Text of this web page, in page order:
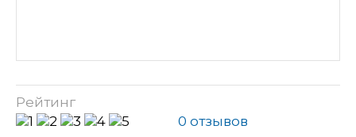
Рейтинг
0 отзывов